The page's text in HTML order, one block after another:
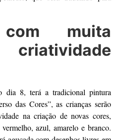
com muita
dia 8, terá a tradicional pintura
das Cores”, as crianças serão
na criação de novas cores,
azul, amarelo e branco.